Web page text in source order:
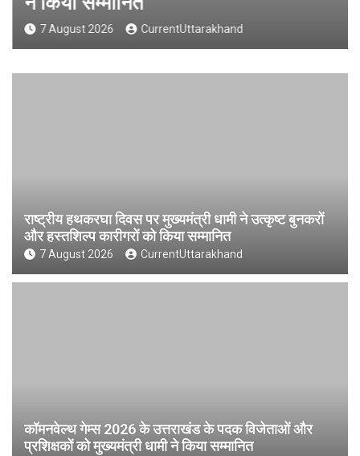
7 August 2026 CurrentUttarakhand
राष्ट्रीय हथकरघा दिवस पर मुख्यमंत्री धामी ने उत्कृष्ट बुनकरों
और हस्तशिल्प कारीगरों को किया सम्मानित
7 August 2026 CurrentUttarakhand
कॉमनवेल्थ गेम्स 2026 के उत्तराखंड के पदक विजेताओं और
प्रशिक्षकों को मुख्यमंत्री धामी ने किया सम्मानित